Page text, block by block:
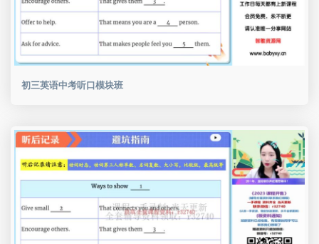
初三英语中考听口模块班